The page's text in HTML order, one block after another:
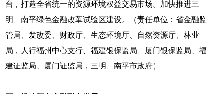
台，打造全省统一的资源环境权益交易市场。加快推进三
明、南平绿色金融改革试验区建设。（责任单位：省金融监
管局、发改委、财政厅、生态环境厅、自然资源厅、林业
局，人行福州中心支行、福建银保监局、厦门银保监局、福
建证监局、厦门证监局，三明、南平市政府）